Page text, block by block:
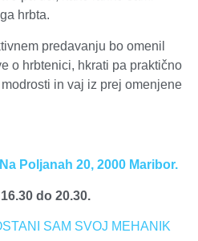
hrbta.
predavanju bo omenil
o hrbtenici, hkrati pa praktično
in vaj iz prej omenjene
Poljanah 20, 2000 Maribor.
do 20.30.
SAM SVOJ MEHANIK